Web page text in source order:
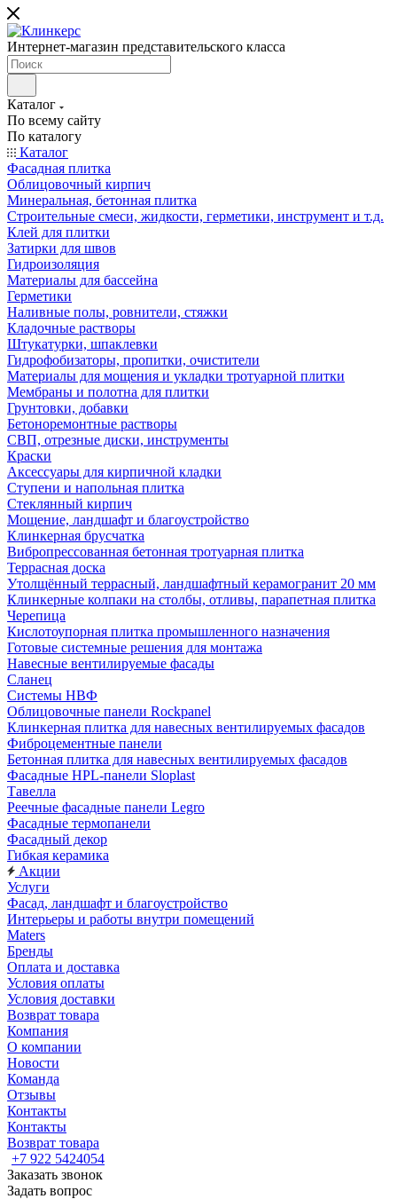
Интернет-магазин представительского класса
Каталог
По всему сайту
По каталогу
Каталог
Фасадная плитка
Облицовочный кирпич
Минеральная, бетонная плитка
Строительные смеси, жидкости, герметики, инструмент и т.д.
Клей для плитки
Затирки для швов
Гидроизоляция
Материалы для бассейна
Герметики
Наливные полы, ровнители, стяжки
Кладочные растворы
Штукатурки, шпаклевки
Гидрофобизаторы, пропитки, очистители
Материалы для мощения и укладки тротуарной плитки
Мембраны и полотна для плитки
Грунтовки, добавки
Бетоноремонтные растворы
СВП, отрезные диски, инструменты
Краски
Аксессуары для кирпичной кладки
Ступени и напольная плитка
Cтеклянный кирпич
Мощение, ландшафт и благоустройство
Клинкерная брусчатка
Вибропрессованная бетонная тротуарная плитка
Террасная доска
Утолщённый террасный, ландшафтный керамогранит 20 мм
Клинкерные колпаки на столбы, отливы, парапетная плитка
Черепица
Кислотоупорная плитка промышленного назначения
Готовые системные решения для монтажа
Навесные вентилируемые фасады
Сланец
Системы НВФ
Облицовочные панели Rockpanel
Клинкерная плитка для навесных вентилируемых фасадов
Фиброцементные панели
Бетонная плитка для навесных вентилируемых фасадов
Фасадные HPL-панели Sloplast
Тавелла
Реечные фасадные панели Legro
Фасадные термопанели
Фасадный декор
Гибкая керамика
Акции
Услуги
Фасад, ландшафт и благоустройство
Интерьеры и работы внутри помещений
Maters
Бренды
Оплата и доставка
Условия оплаты
Условия доставки
Возврат товара
Компания
О компании
Новости
Команда
Отзывы
Контакты
Контакты
Возврат товара
+7 922 5424054
Заказать звонок
Задать вопрос